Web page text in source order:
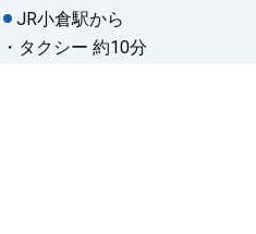
JR小倉駅から
・タクシー 約10分